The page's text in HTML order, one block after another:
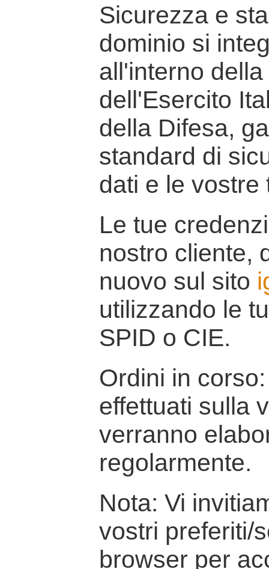
Sicurezza e
dominio si
all'interno
dell'Esercito
della Difesa,
standard di
dati e le vostre
Le tue
nostro cliente,
nuovo sul sito
utilizzando le
SPID o CIE.
Ordini in
effettuati sulla
verranno
regolarmente.
Nota: Vi
vostri preferiti/
browser per